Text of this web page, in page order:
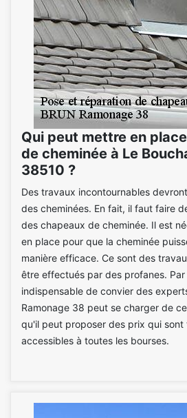
Qui peut mettre en
de cheminée à Le
38510 ?
Des travaux incontournables
des cheminées. En fait, il faut faire
des chapeaux de cheminée. Il est
en place pour que la cheminée
manière efficace. Ce sont des
être effectués par des profanes.
indispensable de convier des
Ramonage 38 peut se charger de
qu'il peut proposer des prix qui sont
accessibles à toutes les bourses.